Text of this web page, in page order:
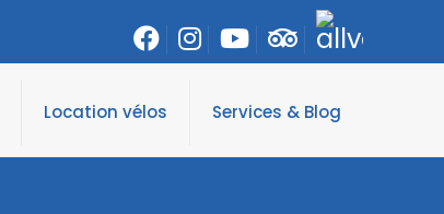
Location vélos Services & Blog